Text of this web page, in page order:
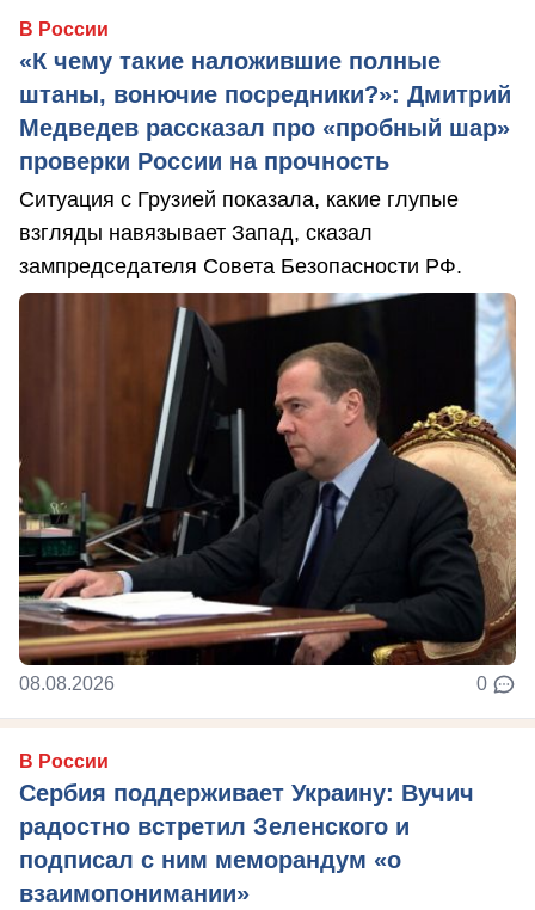
В России
«К чему такие наложившие полные
штаны, вонючие посредники?»: Дмитрий
Медведев рассказал про «пробный шар»
проверки России на прочность
Ситуация с Грузией показала, какие глупые
взгляды навязывает Запад, сказал
зампредседателя Совета Безопасности РФ.
08.08.2026 0
В России
Сербия поддерживает Украину: Вучич
радостно встретил Зеленского и
подписал с ним меморандум «о
взаимопонимании»